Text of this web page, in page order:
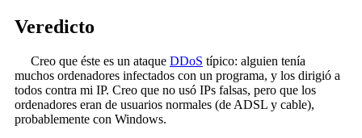
Veredicto
Creo que éste es un ataque DDoS típico: alguien tenía
muchos ordenadores infectados con un programa, y los dirigió a
todos contra mi IP. Creo que no usó IPs falsas, pero que los
ordenadores eran de usuarios normales (de ADSL y cable),
probablemente con Windows.